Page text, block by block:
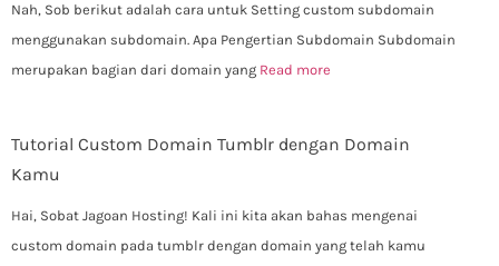
Nah, Sob berikut adalah cara untuk Setting custom subdomain
menggunakan subdomain. Apa Pengertian Subdomain Subdomain
merupakan bagian dari domain yang Read more
Tutorial Custom Domain Tumblr dengan Domain
Kamu
Hai, Sobat Jagoan Hosting! Kali ini kita akan bahas mengenai
custom domain pada tumblr dengan domain yang telah kamu